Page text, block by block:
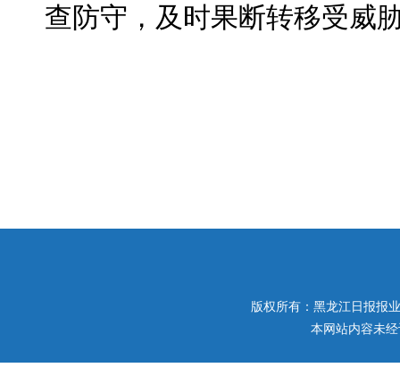
查防守，及时果断转移受威
版权所有：黑龙江日报报
本网站内容未